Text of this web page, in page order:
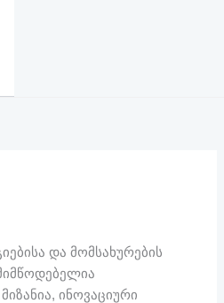
და მომსახურების
ინოვაციური